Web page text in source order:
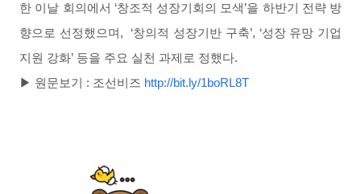
한 이날 회의에서 ‘창조적 성장기회의 모색’을 하반기 전략 방
향으로 선정했으며, ‘창의적 성장기반 구축’, ‘성장 유망 기업
지원 강화’ 등을 주요 실천 과제로 정했다.
▶ 원문보기 : 조선비즈 http://bit.ly/1boRL8T